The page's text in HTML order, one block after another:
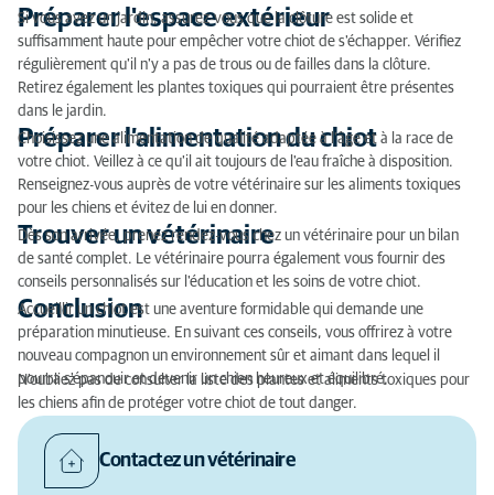
Préparer l'espace extérieur
Si vous avez un jardin, assurez-vous que la clôture est solide et
suffisamment haute pour empêcher votre chiot de s'échapper. Vérifiez
régulièrement qu'il n'y a pas de trous ou de failles dans la clôture.
Retirez également les plantes toxiques qui pourraient être présentes
dans le jardin.
Préparer l’alimentation du chiot
Choisissez une alimentation de qualité adaptée à l'âge et à la race de
votre chiot. Veillez à ce qu'il ait toujours de l'eau fraîche à disposition.
Renseignez-vous auprès de votre vétérinaire sur les aliments toxiques
pour les chiens et évitez de lui en donner.
Trouver un vétérinaire
Dès son arrivée, prenez rendez-vous chez un vétérinaire pour un bilan
de santé complet. Le vétérinaire pourra également vous fournir des
conseils personnalisés sur l'éducation et les soins de votre chiot.
Conclusion
Accueillir un chiot est une aventure formidable qui demande une
préparation minutieuse. En suivant ces conseils, vous offrirez à votre
nouveau compagnon un environnement sûr et aimant dans lequel il
pourra s'épanouir et devenir un chien heureux et équilibré.
N'oubliez pas de consulter la liste des plantes et aliments toxiques pour
les chiens afin de protéger votre chiot de tout danger.
Contactez un vétérinaire